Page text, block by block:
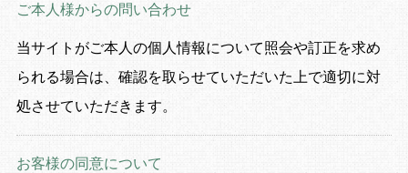
ご本人様からの問い合わせ
当サイトがご本人の個人情報について照会や訂正を求め
られる場合は、確認を取らせていただいた上で適切に対
処させていただきます。
お客様の同意について